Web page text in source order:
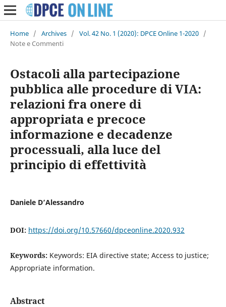
Home / Archives / Vol. 42 No. 1 (2020): DPCE Online 1-2020 /
Note e Commenti
Ostacoli alla partecipazione
pubblica alle procedure di VIA:
relazioni fra onere di
appropriata e precoce
informazione e decadenze
processuali, alla luce del
principio di effettività
Daniele D’Alessandro
DOI: https://doi.org/10.57660/dpceonline.2020.932
Keywords: Keywords: EIA directive state; Access to justice;
Appropriate information.
Abstract